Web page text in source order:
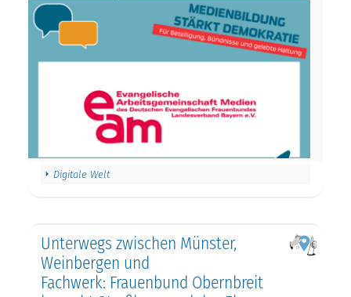
Digitale Welt
Unterwegs zwischen Münster,
Weinbergen und
Fachwerk: Frauenbund Obernbreit